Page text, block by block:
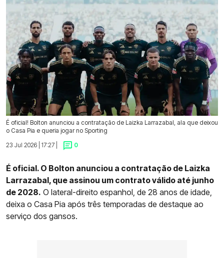
É oficial! Bolton anunciou a contratação de Laizka Larrazabal, ala que deixou
o Casa Pia e queria jogar no Sporting
23 Jul 2026 | 17:27 |
0
É oficial. O Bolton anunciou a contratação de Laizka
Larrazabal, que assinou um contrato válido até junho
de 2028. O lateral-direito espanhol, de 28 anos de idade,
deixa o Casa Pia após três temporadas de destaque ao
serviço dos gansos.